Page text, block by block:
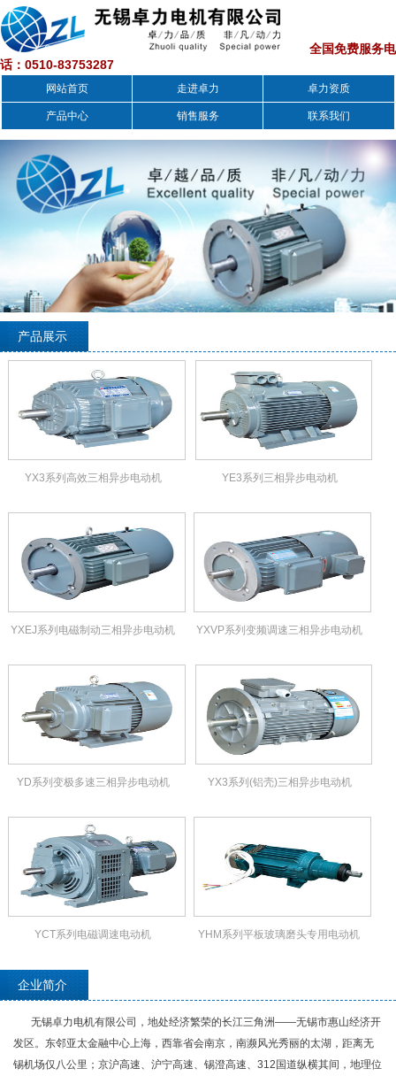
全国免费服务电
话：0510-83753287
网站首页 走进卓力 卓力资质
产品中心 销售服务 联系我们
1 2 3
产品展示
YX3系列高效三相异步电动机 YE3系列三相异步电动机
YXEJ系列电磁制动三相异步电动机 YXVP系列变频调速三相异步电动机
YD系列变极多速三相异步电动机 YX3系列(铝壳)三相异步电动机
YCT系列电磁调速电动机 YHM系列平板玻璃磨头专用电动机
企业简介
无锡卓力电机有限公司，地处经济繁荣的长江三角洲——无锡市惠山经济开
发区。东邻亚太金融中心上海，西靠省会南京，南濒风光秀丽的太湖，距离无
锡机场仅八公里；京沪高速、沪宁高速、锡澄高速、312国道纵横其间，地理位